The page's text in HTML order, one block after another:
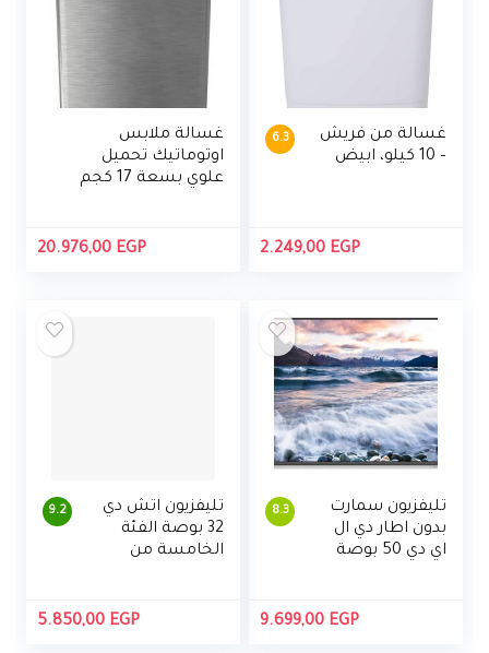
6.3
غسالة من فريش
– 10 كيلو، ابيض
2.249,00 EGP
غسالة ملابس
اوتوماتيك تحميل
علوي بسعة 17 كجم
20.976,00 EGP
8.3
تليفزيون سمارت
بدون اطار دي ال
اي دي 50 بوصة
9.699,00 EGP
9.2
تليفزيون اتش دي
32 بوصة الفئة
الخامسة من
ريسيفر داخلي
5.850,00 EGP